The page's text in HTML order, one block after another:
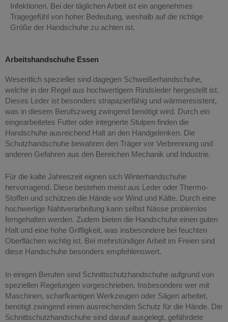
Infektionen. Bei der täglichen Arbeit ist ein angenehmes
Tragegefühl von hoher Bedeutung, weshalb auf die richtige
Größe der Handschuhe zu achten ist.
Arbeitshandschuhe Essen
Wesentlich spezieller sind dagegen Schweißerhandschuhe,
welche in der Regel aus hochwertigem Rindsleder hergestellt ist.
Dieses Leder ist besonders strapazierfähig und wärmeresistent,
was in diesem Berufszweig zwingend benötigt wird. Durch ein
eingearbeitetes Futter oder integrierte Stulpen finden die
Handschuhe ausreichend Halt an den Handgelenken. Die
Schutzhandschuhe bewahren den Träger vor Verbrennung und
anderen Gefahren aus den Bereichen Mechanik und Industrie.
Für die kalte Jahreszeit eignen sich Winterhandschuhe
hervorragend. Diese bestehen meist aus Leder oder Thermo-
Stoffen und schützen die Hände vor Wind und Kälte. Durch eine
hochwertige Nahtverarbeitung kann selbst Nässe problemlos
ferngehalten werden. Zudem bieten die Handschuhe einen guten
Halt und eine hohe Griffigkeit, was insbesondere bei feuchten
Oberflächen wichtig ist. Bei mehrstündiger Arbeit im Freien sind
diese Handschuhe besonders empfehlenswert.
In einigen Berufen sind Schnittschutzhandschuhe aufgrund von
speziellen Regelungen vorgeschrieben. Insbesondere wer mit
Maschinen, scharfkantigen Werkzeugen oder Sägen arbeitet,
benötigt zwingend einen ausreichenden Schutz für die Hände. Die
Schnittschutzhandschuhe sind darauf ausgelegt, gefährdete